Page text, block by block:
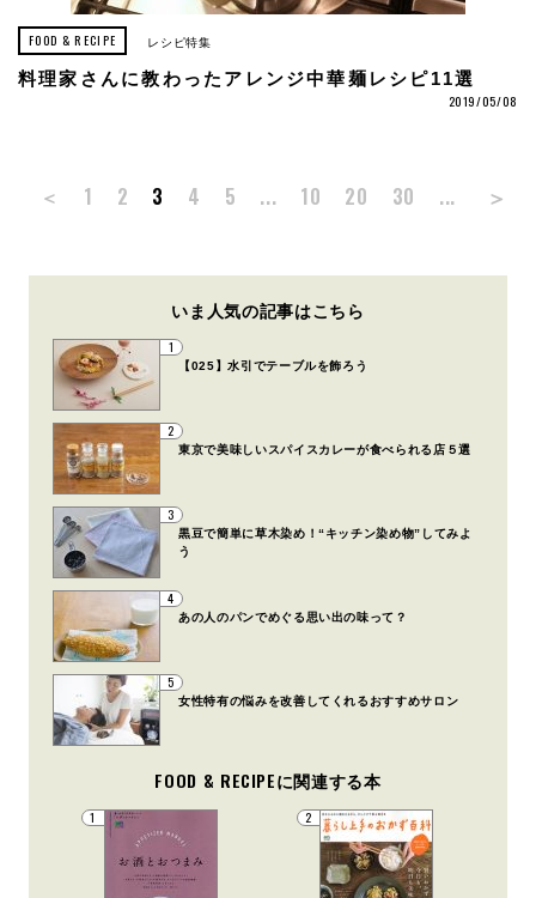
FOOD & RECIPE レシピ特集
料理家さんに教わったアレンジ中華麺レシピ11選
2019/05/08
＜ 1 2 3 4 5 ... 10 20 30 ... ＞
いま人気の記事はこちら
1
【025】水引でテーブルを飾ろう
2
東京で美味しいスパイスカレーが食べられる店５選
3
黒豆で簡単に草木染め！“キッチン染め物”してみよ
う
4
あの人のパンでめぐる思い出の味って？
5
女性特有の悩みを改善してくれるおすすめサロン
FOOD & RECIPEに関連する本
1 2